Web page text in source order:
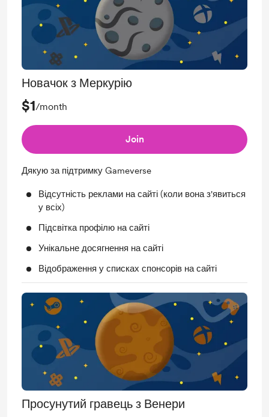
Новачок з Меркурію
$1/month
Join
Дякую за підтримку Gameverse
Відсутність реклами на сайті (коли вона з'явиться
у всіх)
Підсвітка профілю на сайті
Унікальне досягнення на сайті
Відображення у списках спонсорів на сайті
Просунутий гравець з Венери